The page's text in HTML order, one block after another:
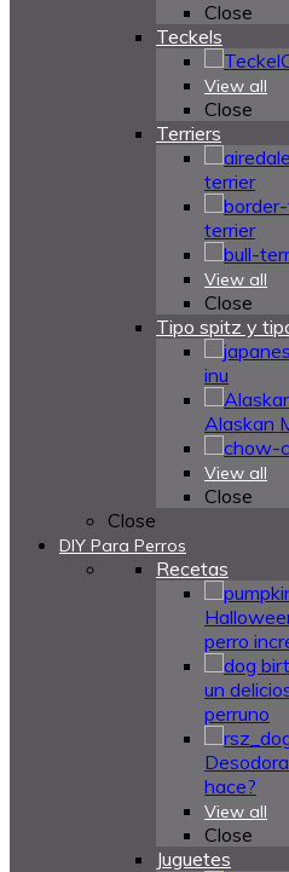
Close
Teckels
View all
Close
Terriers
terrier
terrier
View all
Close
Tipo spitz y
inu
Alaskan
View all
Close
Close
DIY Para Perros
Recetas
perro
un
perruno
hace?
View all
Close
Juguetes